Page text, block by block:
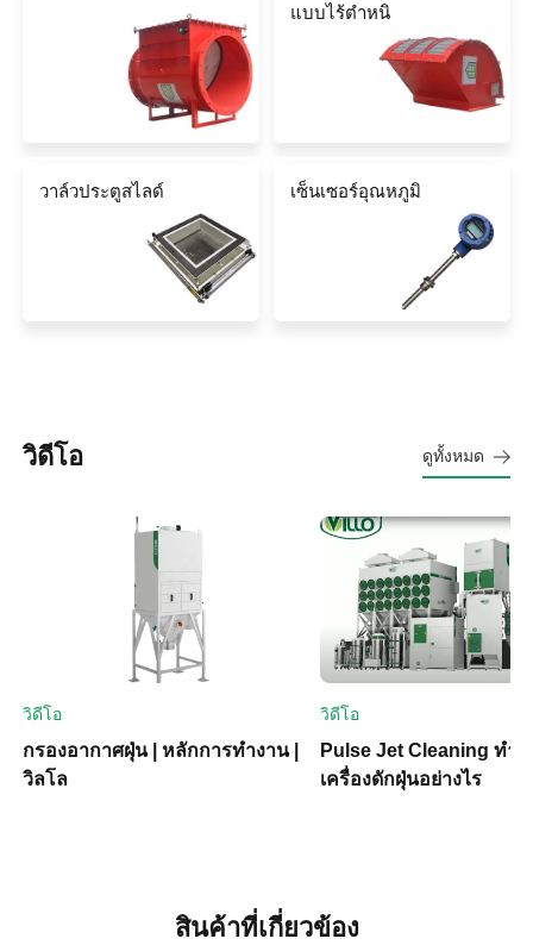
แบบไร้ตำหนิ
วาล์วประตูสไลด์ เซ็นเซอร์อุณหภูมิ
วิดีโอ ดูทั้งหมด
วิดีโอ
กรองอากาศฝุ่น | หลักการทำงาน |
วิลโล
วิดีโอ
Pulse Jet Cleaning ทำ
เครื่องดักฝุ่นอย่างไร
สินค้าที่เกี่ยวข้อง